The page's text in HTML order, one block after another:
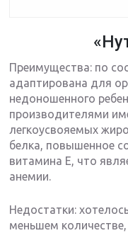
Преимущества: по
адаптирована для
недоношенного
производителями
легкоусвояемых
белка, повышенное
витамина Е, что
анемии.
Недостатки:
меньшем количестве,